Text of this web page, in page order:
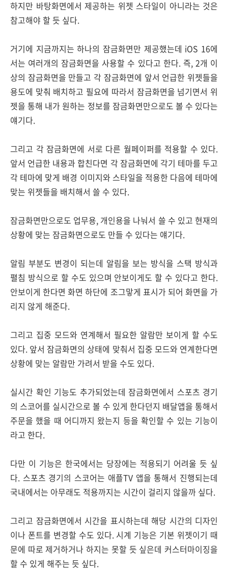
하지만 바탕화면에서 제공하는 위젯 스타일이 아니라는 것은
참고해야 할 듯 싶다.
거기에 지금까지는 하나의 잠금화면만 제공했는데 iOS 16에
서는 여러개의 잠금화면을 사용할 수 있다고 한다. 즉, 2개 이
상의 잠금화면을 만들고 각 잠금화면에 앞서 언급한 위젯들을
용도에 맞춰 배치하고 필요에 따라서 잠금화면을 넘기면서 위
젯을 통해 내가 원하는 정보를 잠금화면만으로도 볼 수 있다는
얘기다.
그리고 각 잠금화면에 서로 다른 월페이퍼를 적용할 수 있다.
앞서 언급한 내용과 합친다면 각 잠금화면에 각기 테마를 두고
각 테마에 맞게 배경 이미지와 스타일을 적용한 다음에 테마에
맞는 위젯들을 배치해서 쓸 수 있다.
잠금화면만으로도 업무용, 개인용을 나눠서 쓸 수 있고 현재의
상황에 맞는 잠금화면으로도 만들 수 있다는 얘기다.
알림 부분도 변경이 되는데 알림을 보는 방식을 스택 방식과
펼침 방식으로 할 수도 있으며 안보이게도 할 수 있다고 한다.
안보이게 한다면 화면 하단에 조그맣게 표시가 되어 화면을 가
리지 않게 해준다.
그리고 집중 모드와 연계해서 필요한 알람만 보이게 할 수도
있다. 앞서 잠금화면의 상태에 맞춰서 집중 모드와 연계한다면
상황에 맞는 알람만 가려서 받을 수도 있다.
실시간 확인 기능도 추가되었는데 잠금화면에서 스포츠 경기
의 스코어를 실시간으로 볼 수 있게 한다던지 배달앱을 통해서
주문을 했을 때 어디까지 왔는지 등을 확인할 수 있는 기능이
라고 한다.
다만 이 기능은 한국에서는 당장에는 적용되기 어려울 듯 싶
다. 스포츠 경기의 스코어는 애플TV 앱을 통해서 진행되는데
국내에서는 아무래도 적용까지는 시간이 걸리지 않을까 싶다.
그리고 잠금화면에서 시간을 표시하는데 해당 시간의 디자인
이나 폰트를 변경할 수도 있다. 시계 기능은 기본 위젯이기 때
문에 따로 제거하거나 하지는 못할 듯 싶은데 커스터마이징을
할 수 있게 해주는 듯 싶다.